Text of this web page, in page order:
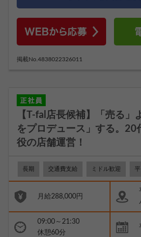
掲載No.4838022326011
【T-fal店長候補】「売る」
をプロデュース」する。20
役の店舗運営！
長期 交通費支給 ミドル歓迎
月給288,000円
09:00～21:30
休憩60分